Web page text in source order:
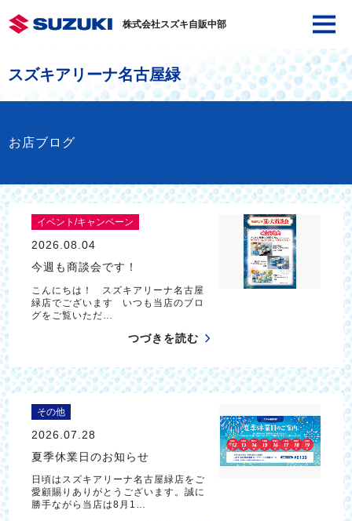
株式会社スズキ自販中部
スズキアリーナ名古屋緑
お店ブログ
イベント/キャンペーン
2026.08.04
今週も商談会です！
こんにちは！ スズキアリーナ名古屋
緑店でございます いつも当店のブロ
グをご覧いただ…
つづきを読む
その他
2026.07.28
夏季休業日のお知らせ
日頃はスズキアリーナ名古屋緑店をご
愛顧賜りありがとうございます。誠に
勝手ながら当店は8月1…